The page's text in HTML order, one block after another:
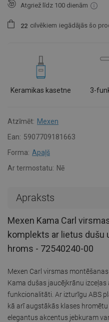
Atgriež līdz 100 dienām
22 cilvēkiem iegādājās šo
Keramikas kasetne 3-
Atzīmēt: Mexen
Ean: 5907709181663
Forma: Apaļš
Ar termostatu: Nē
Apraksts
Mexen Kama Carl
komplekts ar lietus dušu
hroms - 72540240-00
Mexen Carl virsmas
Kama dušas jaucējkrānu
funkcionalitāti. Ar izturīgu ABS
kā arī augstākās klases
elegantus akcentus jebkuram